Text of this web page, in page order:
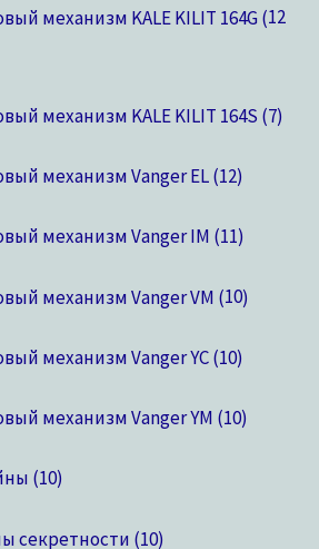
механизм KALE KILIT 164G 12
механизм KALE KILIT 164S 7
механизм Vanger EL 12
механизм Vanger IM 11
механизм Vanger VM 10
механизм Vanger YC 10
механизм Vanger YM 10
10
секретности 10